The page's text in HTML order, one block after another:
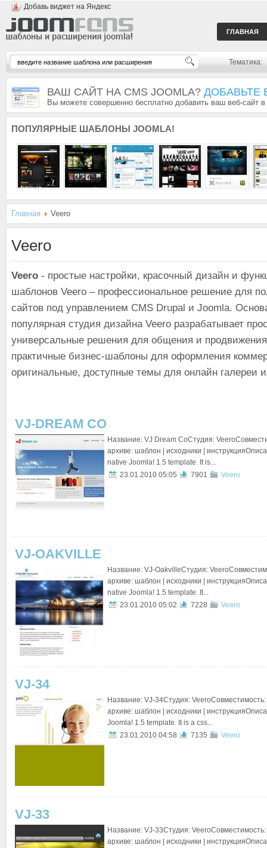
Добавь виджет на Яндекс
ГЛАВНАЯ
Тематика:
ВАШ САЙТ НА CMS JOOMLA? ДОБАВЬТЕ
Вы можете совершенно бесплатно добавить ваш веб-сайт
ПОПУЛЯРНЫЕ ШАБЛОНЫ JOOMLA!
Главная Veero
Veero
Veero - простые настройки, красочный дизайн и
шаблонов Veero – профессиональное решение для
сайтов под управлением CMS Drupal и Joomla.
популярная студия дизайна Veero разрабатывает
универсальные решения для общения и
практичные бизнес-шаблоны для оформления
оригинальные, доступные темы для онлайн галереи
VJ-DREAM CO
Название: VJ Dream CoСтудия:
архиве: шаблон | исходники |
native Joomla! 1.5 template. It is...
23.01.2010 05:05
7901 Veero
VJ-OAKVILLE
Название: VJ-OakvilleСтудия:
архиве: шаблон | исходники |
native Joomla! 1.5 template. It...
23.01.2010 05:02
7228 Veero
VJ-34
Название: VJ-34Студия:
архиве: шаблон | исходники |
Joomla! 1.5 template. It is a css...
23.01.2010 04:58
7135 Veero
VJ-33
Название: VJ-33Студия:
архиве: шаблон | исходники |